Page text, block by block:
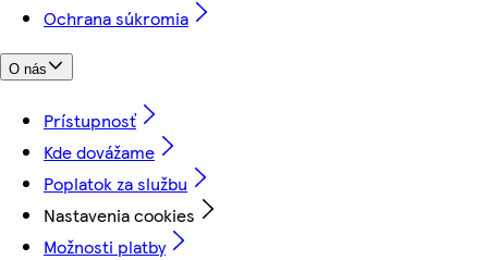
Ochrana súkromia
O nás
Prístupnosť
Kde dovážame
Poplatok za službu
Nastavenia cookies
Možnosti platby